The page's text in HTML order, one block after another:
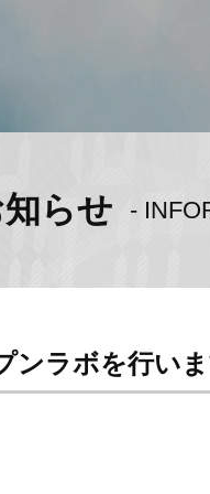
らせ -
ンラボを行いま